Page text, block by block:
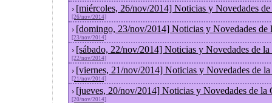
› [miércoles, 26/nov/2014] Noticias y Novedades
[26/nov/2014]
› [domingo, 23/nov/2014] Noticias y Novedades de
[23/nov/2014]
› [sábado, 22/nov/2014] Noticias y Novedades de
[22/nov/2014]
› [viernes, 21/nov/2014] Noticias y Novedades de
[21/nov/2014]
› [jueves, 20/nov/2014] Noticias y Novedades de la
[20/nov/2014]